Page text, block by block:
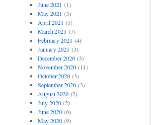
June 2021 (1)
May 2021 (3)
April 2021 (1)
March 2021 (7)
February 2021 (4)
January 2021 (3)
December 2020(3)
November 2020(11)
October 2020(3)
September 2020(3)
August 2020(2)
July 2020(2)
June 2020(6)
May 2020(9)